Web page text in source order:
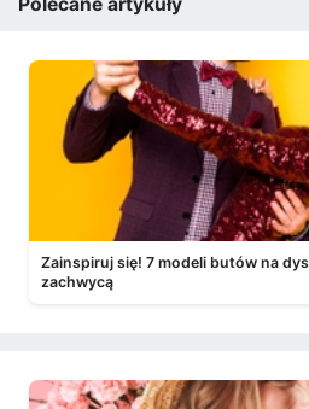
Zainspiruj się! 7 modeli butów na
zachwycą